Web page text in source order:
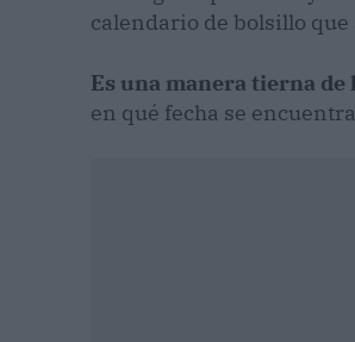
calendario de bolsillo
Es una manera tierna
en qué fecha se